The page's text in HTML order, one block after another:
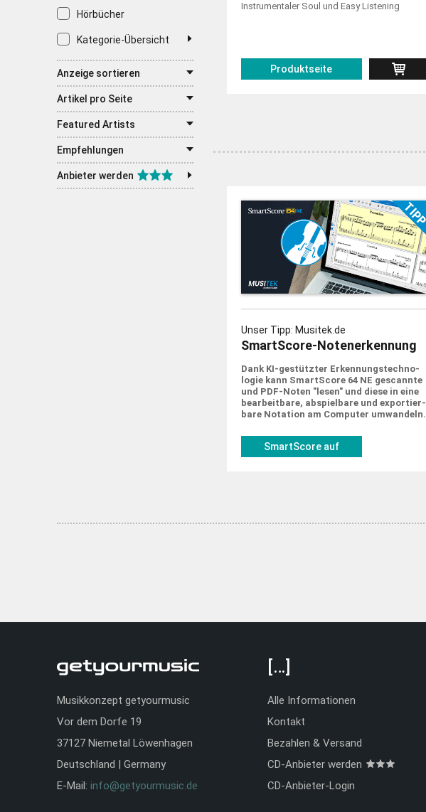
Hörbücher
Kategorie-Übersicht
Anzeige sortieren
Artikel pro Seite
Featured Artists
Empfehlungen
Anbieter werden
Instrumentaler Soul und Easy Listening
Produktseite
Unser Tipp: Musitek.de
SmartScore-Notenerkennung
Dank KI-gestützter Erkennungs­techno­
logie kann SmartScore 64 NE gescannte
und PDF-Noten "lesen" und diese in eine
bearbeit­bare, abspiel­bare und expor­tier­
bare Notation am Computer um­wandeln.
SmartScore auf
Musikkonzept getyourmusic
Vor dem Dorfe 19
37127 Niemetal Löwenhagen
Deutschland | Germany
E-Mail: info@getyourmusic.de
[…]
Alle Informationen
Kontakt
Bezahlen & Versand
CD-Anbieter werden
CD-Anbieter-Login